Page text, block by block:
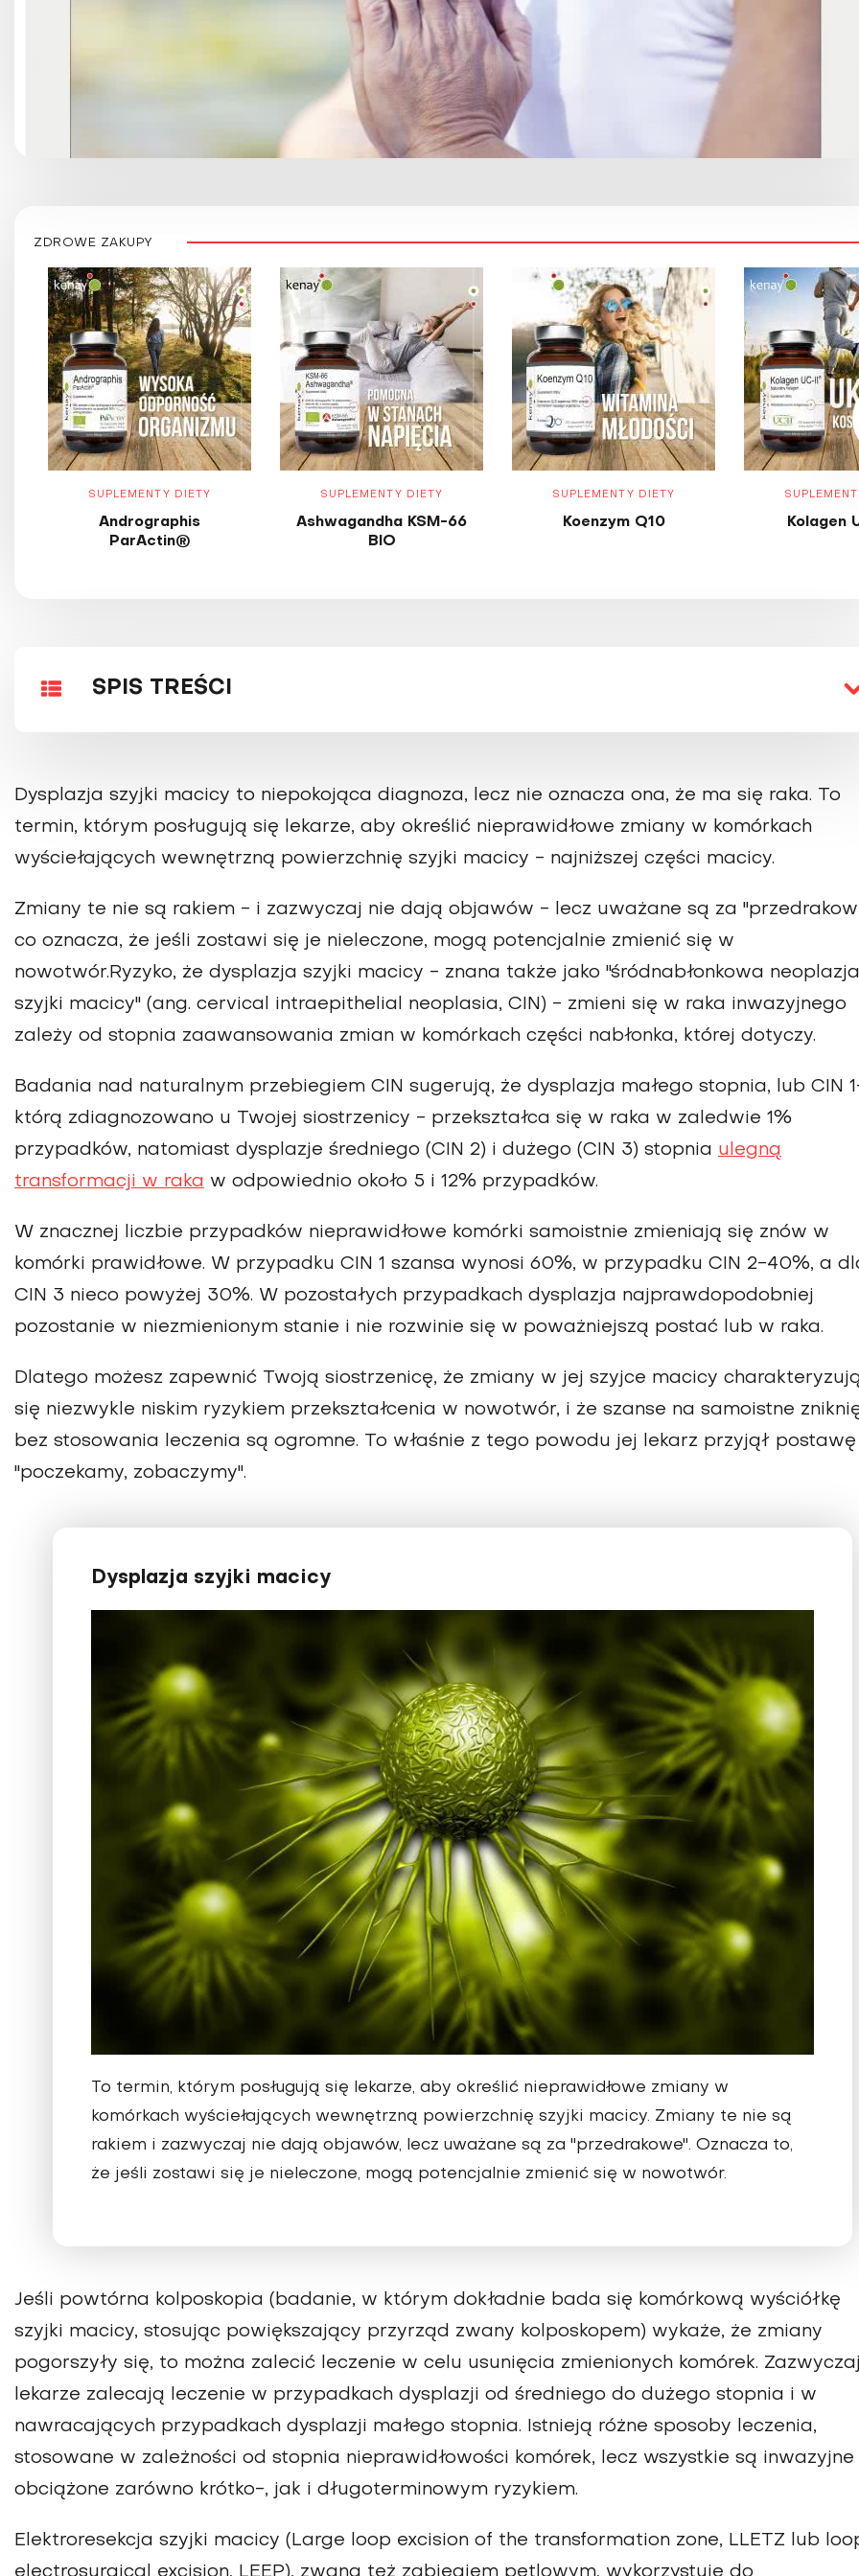
ZDROWE ZAKUPY
SUPLEMENTY DIETY
Andrographis
ParActin®
SUPLEMENTY DIETY
Ashwagandha KSM-66
BIO
SUPLEMENTY DIETY
Koenzym Q10 Kolagen
SPIS TREŚCI
Dysplazja szyjki macicy to niepokojąca diagnoza, lecz nie oznacza ona, że ma się raka. To
termin, którym posługują się lekarze, aby określić nieprawidłowe zmiany w komórkach
wyściełających wewnętrzną powierzchnię szyjki macicy - najniższej części macicy.
Zmiany te nie są rakiem - i zazwyczaj nie dają objawów - lecz uważane są za
co oznacza, że jeśli zostawi się je nieleczone, mogą potencjalnie zmienić się w
nowotwór.Ryzyko, że dysplazja szyjki macicy - znana także jako "śródnabłonkowa neoplazja
szyjki macicy" (ang. cervical intraepithelial neoplasia, CIN) - zmieni się w raka inwazyjnego
zależy od stopnia zaawansowania zmian w komórkach części nabłonka, której dotyczy.
Badania nad naturalnym przebiegiem CIN sugerują, że dysplazja małego stopnia, lub CIN
którą zdiagnozowano u Twojej siostrzenicy - przekształca się w raka w zaledwie 1%
przypadków, natomiast dysplazje średniego (CIN 2) i dużego (CIN 3) stopnia ulegną
transformacji w raka w odpowiednio około 5 i 12% przypadków.
W znacznej liczbie przypadków nieprawidłowe komórki samoistnie zmieniają się znów w
komórki prawidłowe. W przypadku CIN 1 szansa wynosi 60%, w przypadku CIN 2-40%, a
CIN 3 nieco powyżej 30%. W pozostałych przypadkach dysplazja najprawdopodobniej
pozostanie w niezmienionym stanie i nie rozwinie się w poważniejszą postać lub w raka.
Dlatego możesz zapewnić Twoją siostrzenicę, że zmiany w jej szyjce macicy
się niezwykle niskim ryzykiem przekształcenia w nowotwór, i że szanse na samoistne
bez stosowania leczenia są ogromne. To właśnie z tego powodu jej lekarz przyjął postawę
"poczekamy, zobaczymy".
Dysplazja szyjki macicy
To termin, którym posługują się lekarze, aby określić nieprawidłowe zmiany w
komórkach wyściełających wewnętrzną powierzchnię szyjki macicy. Zmiany te nie są
rakiem i zazwyczaj nie dają objawów, lecz uważane są za "przedrakowe". Oznacza to,
że jeśli zostawi się je nieleczone, mogą potencjalnie zmienić się w nowotwór.
Jeśli powtórna kolposkopia (badanie, w którym dokładnie bada się komórkową wyściółkę
szyjki macicy, stosując powiększający przyrząd zwany kolposkopem) wykaże, że zmiany
pogorszyły się, to można zalecić leczenie w celu usunięcia zmienionych komórek. Zazwyczaj
lekarze zalecają leczenie w przypadkach dysplazji od średniego do dużego stopnia i w
nawracających przypadkach dysplazji małego stopnia. Istnieją różne sposoby leczenia,
stosowane w zależności od stopnia nieprawidłowości komórek, lecz wszystkie są inwazyjne
obciążone zarówno krótko-, jak i długoterminowym ryzykiem.
Elektroresekcja szyjki macicy (Large loop excision of the transformation zone, LLETZ lub
electrosurgical excision, LEEP), zwana też zabiegiem pętlowym, wykorzystuje do